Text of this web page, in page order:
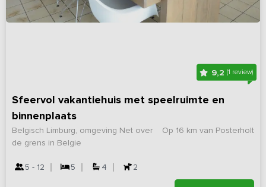
9,2 (1 review)
Sfeervol vakantiehuis met speelruimte en
binnenplaats
Op 16 km van Posterholt
Belgisch Limburg, omgeving Net over
de grens in Belgie
5 - 12 5 4 2